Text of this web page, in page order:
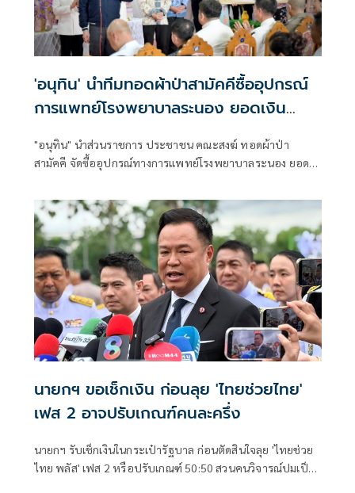
'อนุทิน' นำทีมทอดผ้าป่าสามัคคีซื้ออุปกรณ์
การแพทย์โรงพยาบาลระนอง ยอดเงิน
"อนุทิน" นำส่วนราชการ ประชาชน คณะสงฆ์ ทอดผ้าป่า
สามัคคี จัดซื้ออุปกรณ์ทางการแพทย์โรงพยาบาลระนอง ยอด
แพทย์ 100% เท่านั้น ห้ามใช้ผิดวัตถุประสงค์
นายกฯ ขอเช็กเงิน ก่อนลุย 'ไทยช่วยไทย'
เฟส 2 อาจปรับเกณฑ์คนละครึ่ง
นายกฯ รับเช็กเงินในกระเป๋ารัฐบาล ก่อนตัดสินใจลุย 'ไทยช่วย
ไทย พลัส' เฟส 2 หรือปรับเกณฑ์ 50:50 สวนคนวิจารณ์ปมเป็น